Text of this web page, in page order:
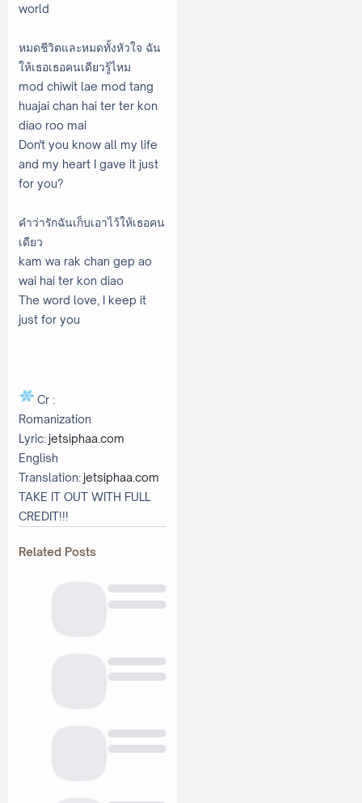
world
หมดชีวิตและหมดทั้งหัวใจ ฉัน
ให้เธอเธอคนเดียวรู้ไหม
mod chiwit lae mod tang
huajai chan hai ter ter kon
diao roo mai
Don't you know all my life
and my heart I gave it just
for you?
คำว่ารักฉันเก็บเอาไว้ให้เธอคน
เดียว
kam wa rak chan gep ao
wai hai ter kon diao
The word love, I keep it
just for you
Cr :
Romanization
Lyric:jetsiphaa.com
English
Translation:jetsiphaa.com
TAKE IT OUT WITH FULL
CREDIT!!!
Related Posts